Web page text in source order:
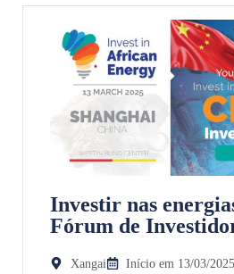
Investir nas
Fórum de
Xangai Início em 13/03/2025